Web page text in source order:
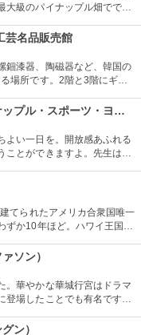
級のパイナップル畑ででき
カワイイお土産もいっぱい。
芸名品販売館
鈿漆器、陶磁器など、韓国の
場所です。2階と3階にギャ
品が売られています。
チョコレート・パイナップル・スポーツ・ヨガ・スタジオ
よい一日を。開放感あふれる
とができますよ。先生は日
も行っているので、初心者は
てられたアメリカ合衆国唯一
か10年ほど。ハワイ王国滅
絢爛な調度品は当時の4割程
ソン）
。華やかな華城行宮はドラマ
登場したことでも有名です。
ますが、専用の列車で回るこ
ン）